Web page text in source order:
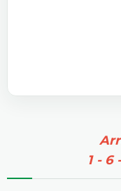
1 - 6